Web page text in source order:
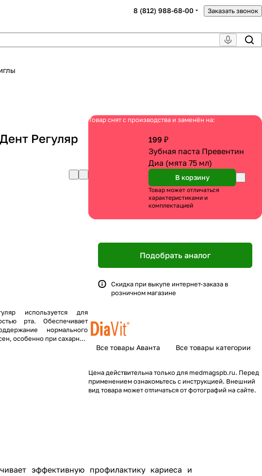
8 (812) 988-68-00 Заказать звонок
Регуляр
используется для
рта. Обеспечивает
нормального
особенно при сахарном
и
Товар снят с производства и заменён на:
199 ₽
Зубная паста Превентин
Диа (мята 75 мл)
В корзину
Товар может отличаться
характеристиками и
комплектацией
Подобрать аналог
Скидка при выкупе интернет-заказа в
розничном магазине
Все товары Аванта Все товары категории
Цена действительна только для medmagspb.ru. Перед
применением ознакомьтесь с инструкцией. Внешний
вид товара может отличаться от фотографий на сайте.
эффективную профилактику кариеса и